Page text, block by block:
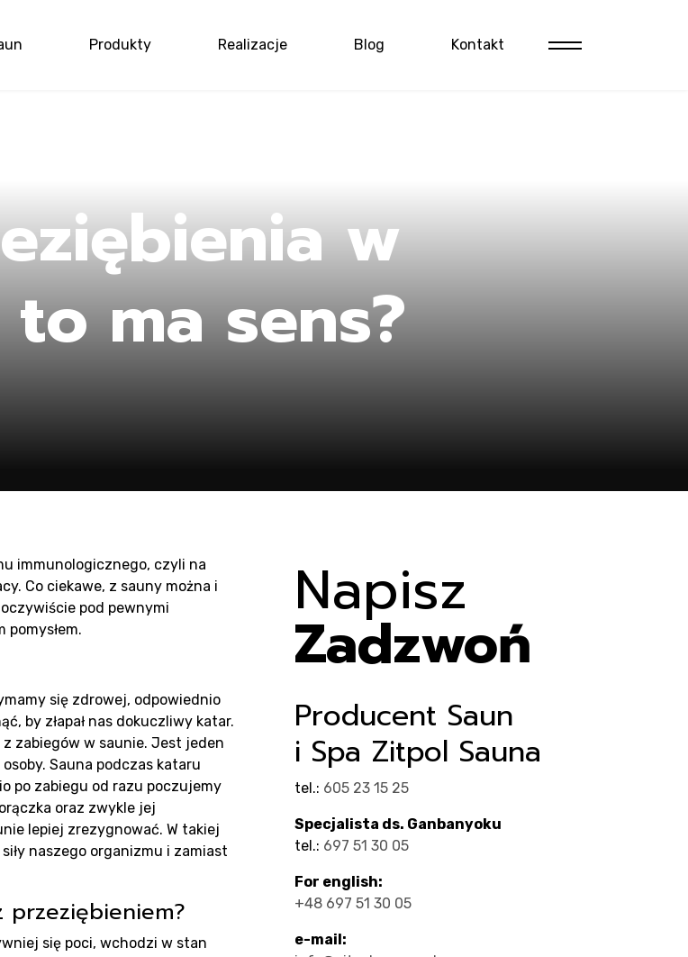
Produkty Realizacje Blog Kontakt
w
ma sens?
immunologicznego, czyli na
Co ciekawe, z sauny można i
pod pewnymi
się zdrowej, odpowiednio
by złapał nas dokuczliwy katar.
zabiegów w saunie. Jest jeden
Sauna podczas kataru
po zabiegu od razu poczujemy
oraz zwykle jej
lepiej zrezygnować. W takiej
naszego organizmu i zamiast
przeziębieniem?
się poci, wchodzi w stan
Napisz
Zadzwoń
Producent Saun
i Spa Zitpol Sauna
tel.: 605 23 15 25
Specjalista ds. Ganbanyoku
tel.: 697 51 30 05
For english:
+48 697 51 30 05
e-mail: